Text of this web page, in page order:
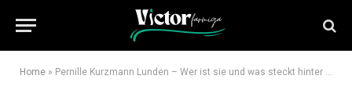
Home » Pernille Kurzmann Lunden – Wer ist sie und was steckt hinter ihrem Namen?